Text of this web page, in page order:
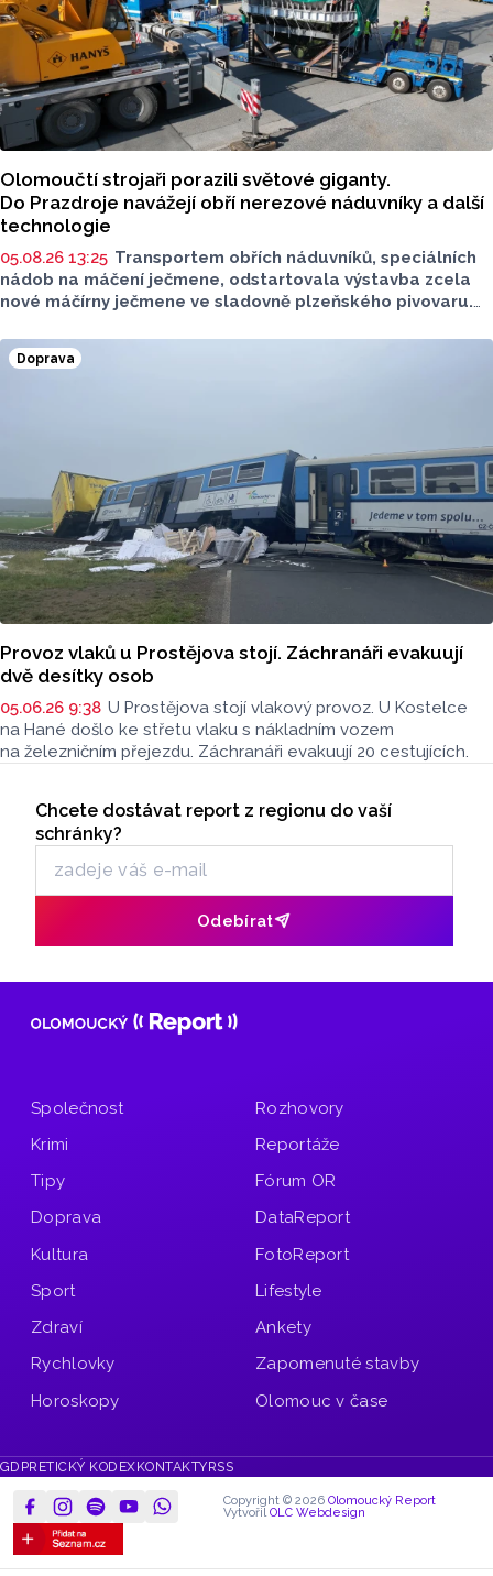
Olomoučtí strojaři porazili světové giganty.
Do Prazdroje navážejí obří nerezové náduvníky a další
technologie
05.08.26 13:25 Transportem obřích náduvníků, speciálních
nádob na máčení ječmene, odstartovala výstavba zcela
nové máčírny ječmene ve sladovně plzeňského pivovaru.
MALT, která dokázala v úterý 4. srpna úspěšně převézt
z Olomouce v pořadí již čtvrtá masivní vlna přepravy
Doprava
Provoz vlaků u Prostějova stojí. Záchranáři evakuují
dvě desítky osob
05.06.26 9:38 U Prostějova stojí vlakový provoz. U Kostelce
na Hané došlo ke střetu vlaku s nákladním vozem
na železničním přejezdu. Záchranáři evakuují 20 cestujících.
Odběr newsletteru
Chcete dostávat report z regionu do vaší
schránky?
Odebírat
Společnost
Krimi
Tipy
Doprava
Kultura
Sport
Zdraví
Rychlovky
Horoskopy
Rozhovory
Reportáže
Fórum OR
DataReport
FotoReport
Lifestyle
Ankety
Zapomenuté stavby
Olomouc v čase
GDPR ETICKÝ KODEXKONTAKTYRSS
Copyright © 2026 Olomoucký Report
VytvořilOLC Webdesign